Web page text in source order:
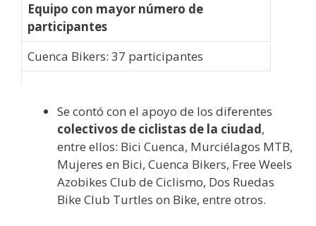
Equipo con mayor número de
participantes
Cuenca Bikers: 37 participantes
Se contó con el apoyo de los diferentes
colectivos de ciclistas de la ciudad,
entre ellos: Bici Cuenca, Murciélagos MTB,
Mujeres en Bici, Cuenca Bikers, Free Weels
Azobikes Club de Ciclismo, Dos Ruedas
Bike Club Turtles on Bike, entre otros.